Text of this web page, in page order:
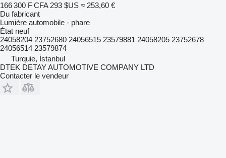
166 300 F CFA 293 $US ≈ 253,60 €
Du fabricant
Lumière automobile - phare
État neuf
24058204 23752680 24056515 23579881 24058205 23752678
24056514 23579874
Turquie, İstanbul
DTEK DETAY AUTOMOTIVE COMPANY LTD
Contacter le vendeur